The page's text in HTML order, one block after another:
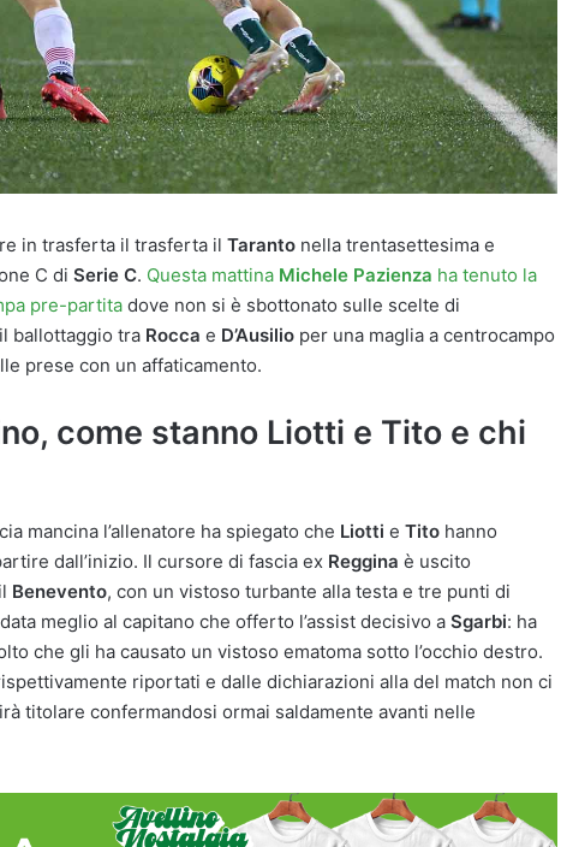
in trasferta il trasferta il Taranto nella trentasettesima e
C di Serie C. Questa mattina Michele Pazienza ha tenuto la
pre-partita dove non si è sbottonato sulle scelte di
ballottaggio tra Rocca e D’Ausilio per una maglia a centrocampo
prese con un affaticamento.
come stanno Liotti e Tito e chi
mancina l’allenatore ha spiegato che Liotti e Tito hanno
dall’inizio. Il cursore di fascia ex Reggina è uscito
Benevento, con un vistoso turbante alla testa e tre punti di
meglio al capitano che offerto l’assist decisivo a Sgarbi: ha
che gli ha causato un vistoso ematoma sotto l’occhio destro.
riportati e dalle dichiarazioni alla del match non ci
titolare confermandosi ormai saldamente avanti nelle